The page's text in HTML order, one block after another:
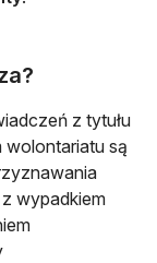
z tytułu
są
wypadkiem